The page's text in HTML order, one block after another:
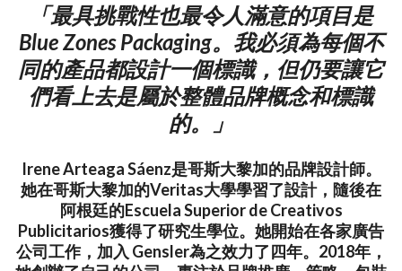
「最具挑戰性也最令人滿意的項目是
Blue Zones Packaging。我必須為每個不
同的產品都設計一個標識，但仍要讓它
們看上去是屬於整體品牌概念和標識
的。」
Irene Arteaga Sáenz是哥斯大黎加的品牌設計師。
她在哥斯大黎加的Veritas大學學習了設計，隨後在
阿根廷的Escuela Superior de Creativos
Publicitarios獲得了研究生學位。她開始在各家廣告
公司工作，加入 Gensler為之效力了四年。2018年，